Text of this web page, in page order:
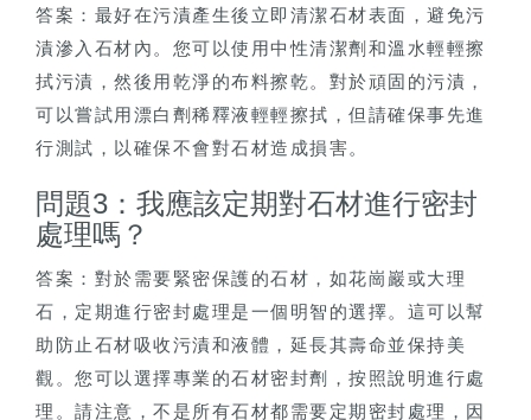
答案：最好在污漬產生後立即清潔石材表面，避免污
漬滲入石材內。您可以使用中性清潔劑和溫水輕輕擦
拭污漬，然後用乾淨的布料擦乾。對於頑固的污漬，
可以嘗試用漂白劑稀釋液輕輕擦拭，但請確保事先進
行測試，以確保不會對石材造成損害。
問題3：我應該定期對石材進行密封
處理嗎？
答案：對於需要緊密保護的石材，如花崗巖或大理
石，定期進行密封處理是一個明智的選擇。這可以幫
助防止石材吸收污漬和液體，延長其壽命並保持美
觀。您可以選擇專業的石材密封劑，按照說明進行處
理。請注意，不是所有石材都需要定期密封處理，因